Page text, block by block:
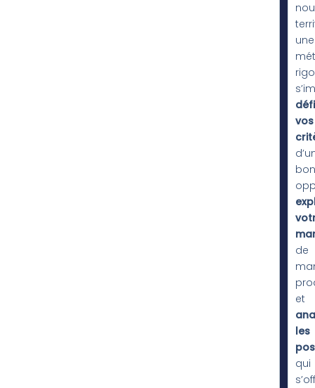
une
vos
de
et
les
qui